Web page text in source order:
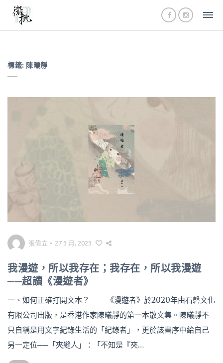
標籤: 陳曦靜
張偉立 • 27 3 月, 2023
我漫遊，所以我存在；我存在，所以我漫遊
──超讀《漫遊者》
一、如何正確打開文本？ 《漫遊者》於2020年由石磬文化
有限公司出版，是香港作家陳曦靜的第一本散文集。陳曦靜不
只自稱是用文字紀錄生活的「紀錄者」，更於該書序中給自己
另一定位──「夾縫人」：「不知是『夾…